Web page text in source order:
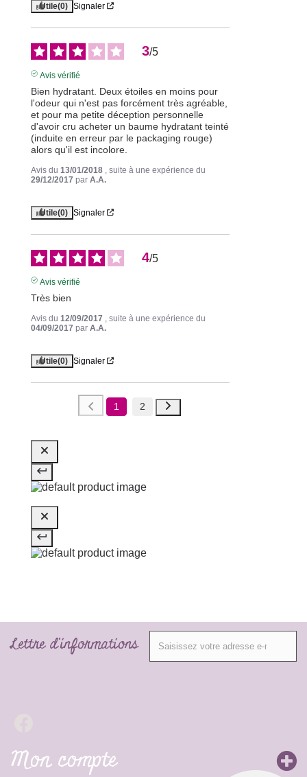
Utile(0) Signaler
3/5
Avis vérifié
Bien hydratant. Deux étoiles en moins pour
l'odeur qui n'est pas forcément très agréable,
et pour ma petite déception personnelle
d'avoir cru acheter un baume hydratant teinté
(induite en erreur par le packaging rouge)
alors qu'il est incolore.
Avis du 13/01/2018 , suite à une expérience du
29/12/2017 par A.A.
Utile(0) Signaler
4/5
Avis vérifié
Très bien
Avis du 12/09/2017 , suite à une expérience du
04/09/2017 par A.A.
Utile(0) Signaler
1 2
Lettre d'informations
Mon compte